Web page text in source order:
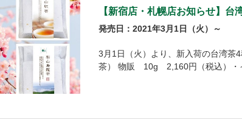
【新宿店・札幌店お知らせ】台
発売日：2021年3月1日（火）～
3月1日（火）より、新入荷の台湾茶
茶） 物販 10g 2,160円（税込）・